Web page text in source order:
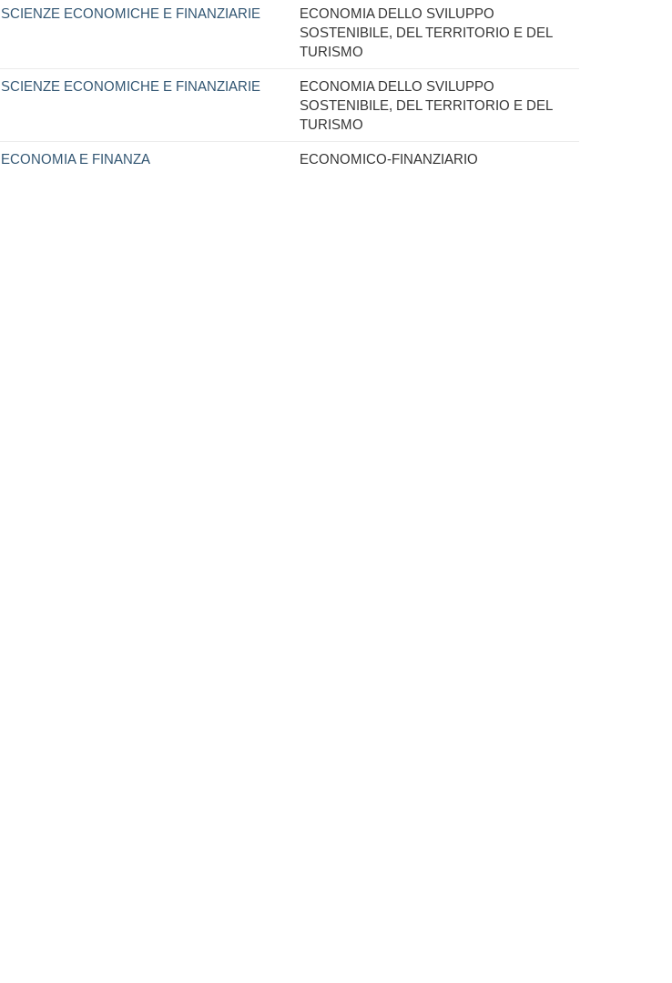
SCIENZE ECONOMICHE E FINANZIARIE
ECONOMIA DELLO SVILUPPO
SOSTENIBILE, DEL TERRITORIO E DEL
TURISMO
SCIENZE ECONOMICHE E FINANZIARIE
ECONOMIA DELLO SVILUPPO
SOSTENIBILE, DEL TERRITORIO E DEL
TURISMO
ECONOMIA E FINANZA ECONOMICO-FINANZIARIO